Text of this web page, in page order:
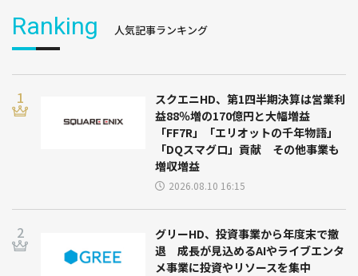
Ranking 人気記事ランキング
スクエニHD、第1四半期決算は営業利
益88％増の170億円と大幅増益
「FF7R」「エリオットの千年物語」
「DQスマグロ」貢献 その他事業も
増収増益
2026.08.10 16:15
グリーHD、投資事業から年度末で撤
退 成長が見込めるAIやライブエンタ
メ事業に投資やリソースを集中